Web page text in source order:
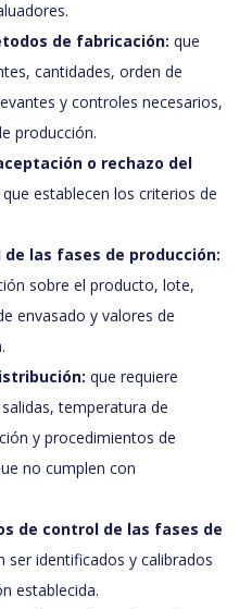
de fabricación: que
cantidades, orden de
y controles necesarios,
producción.
o rechazo del
que establecen los criterios de
las fases de producción:
sobre el producto, lote,
envasado y valores de
que requiere
temperatura de
y procedimientos de
no cumplen con
de control de las fases de
ser identificados y calibrados
establecida.